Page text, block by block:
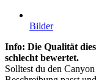
Bilder
Info: Die Qualität
schlecht bewertet.
Solltest du den